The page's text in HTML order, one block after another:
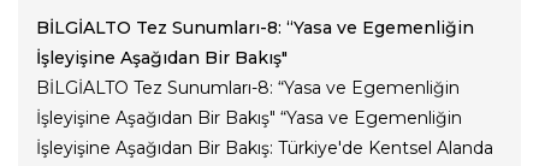
BİLGİALTO Tez Sunumları-8: “Yasa ve Egemenliğin
İşleyişine Aşağıdan Bir Bakış"
BİLGİALTO Tez Sunumları-8: “Yasa ve Egemenliğin
İşleyişine Aşağıdan Bir Bakış" “Yasa ve Egemenliğin
İşleyişine Aşağıdan Bir Bakış: Türkiye'de Kentsel Alanda